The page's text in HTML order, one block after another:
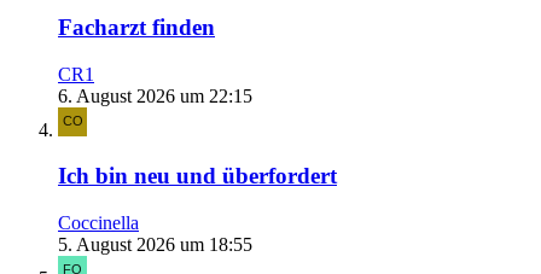
Facharzt finden
CR1
6. August 2026 um 22:15
Ich bin neu und überfordert
Coccinella
5. August 2026 um 18:55